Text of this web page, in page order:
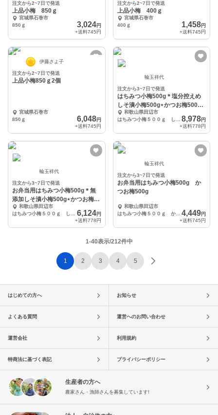
注文から2~7日で発送
上品小梅 850ｇ
宮城県石巻市
850ｇ
3,024円
+送料745円
注文から2~7日で発送
上品小梅 400ｇ
宮城県石巻市
400ｇ
1,458円
+送料745円
伊藤さよ子
注文から2~7日で発送
上品小梅850ｇ2個
宮城県石巻市
850ｇ
6,048円
+送料745円
輪玉祥代
注文から3~7日で発送
はちみつ小梅500g＊塩分控えめ
しそ漬小梅500g⋆かつお梅500g 2
個 和歌山県田辺市
8,978円
+送料778円
輪玉祥代
注文から3~7日で発送
お弁当用はちみつ小梅500g＊無
添加しそ漬小梅500g⋆かつお梅
500g和歌山県田辺市
6,124円
+送料778円
輪玉祥代
注文から3~7日で発送
お弁当用はちみつ小梅500g か
つお梅500g
和歌山県田辺市
はちみつ小梅５００ｇ かつお梅５００ｇ
4,449円
+送料745円
1-40表示/212件中
1 2 3 4 5
はじめての方へ お知らせ
よくある質問 運営へのお問い合わせ
運営会社 利用規約
特商法に基づく表記 プライバシーポリシー
生産者の方へ
農家さん・漁師さんを募集しています!